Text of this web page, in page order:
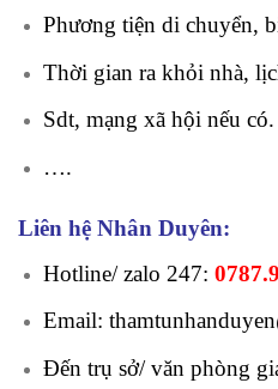
Phương tiện di chuyển,
Thời gian ra khỏi nhà,
Sdt, mạng xã hội nếu có.
….
Liên hệ Nhân Duyên:
Hotline/ zalo 247:
Email:
Đến trụ sở/ văn phòng